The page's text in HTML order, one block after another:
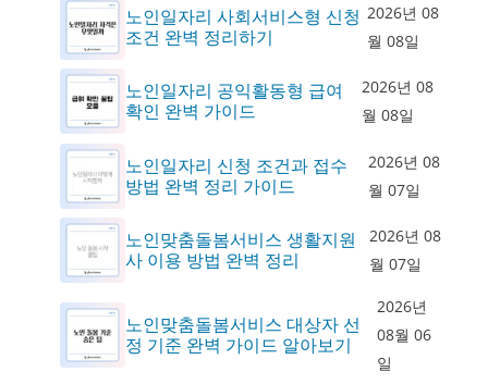
노인일자리 사회서비스형 신청
조건 완벽 정리하기
2026년 08
월 08일
노인일자리 공익활동형 급여
확인 완벽 가이드
2026년 08
월 08일
노인일자리 신청 조건과 접수
방법 완벽 정리 가이드
2026년 08
월 07일
노인맞춤돌봄서비스 생활지원
사 이용 방법 완벽 정리
2026년 08
월 07일
노인맞춤돌봄서비스 대상자 선
정 기준 완벽 가이드 알아보기
2026년
08월 06
일